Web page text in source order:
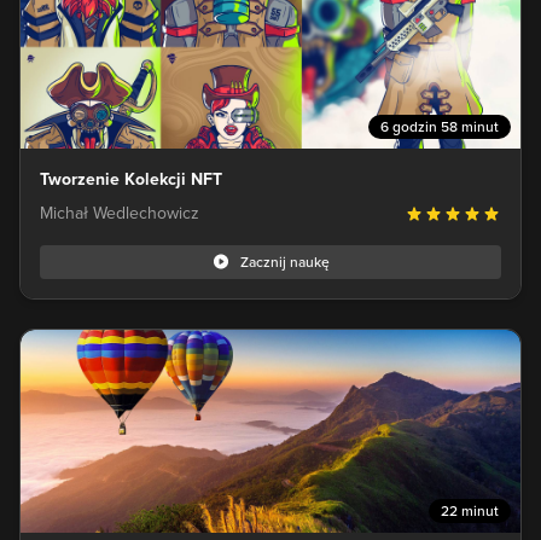
6 godzin 58 minut
Tworzenie Kolekcji NFT
Michał Wedlechowicz
Zacznij naukę
22 minut